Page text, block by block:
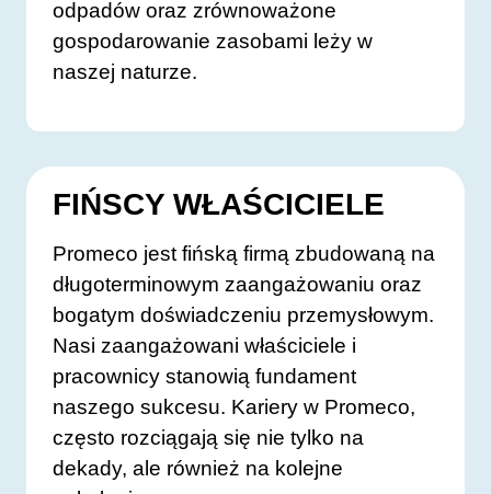
odpadów oraz zrównoważone
gospodarowanie zasobami leży w
naszej naturze.
FIŃSCY WŁAŚCICIELE
Promeco jest fińską firmą zbudowaną na
długoterminowym zaangażowaniu oraz
bogatym doświadczeniu przemysłowym.
Nasi zaangażowani właściciele i
pracownicy stanowią fundament
naszego sukcesu. Kariery w Promeco,
często rozciągają się nie tylko na
dekady, ale również na kolejne